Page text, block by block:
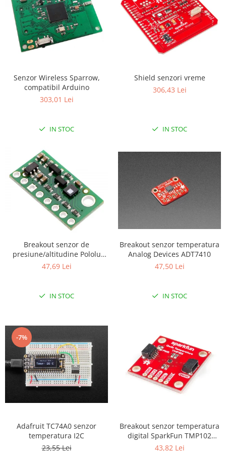
Prusa I3 DIY Kit
Carti
Pentru Incepatori
Pentru Incepatori
Micro:bit
Junior Robotics
Junior Robotics
Lego Education
STEM Education
Ugears
Kit Fun
Organizator de chei Wunderkey
Constructor foto Mozabrick &
Puzzle lemn Cluebox
Mecanice
3D Printer & CNC
Actuator
Altele
Driver
Altele
Servo
Stepper
Senzor Wireless Sparrow,
compatibil Arduino
303,01 Lei
IN STOC
Shield senzori vreme
306,43 Lei
IN STOC
Breakout senzor de
presiune/altitudine Pololu
LPS25HB cu stabilizator de
47,69 Lei
IN STOC
Breakout senzor temperatura
Analog Devices ADT7410
47,50 Lei
IN STOC
-7%
Adafruit TC74A0 senzor
temperatura I2C
23,55 Lei
Breakout senzor temperatura
digital SparkFun TMP102
(Qwiic)
43,82 Lei